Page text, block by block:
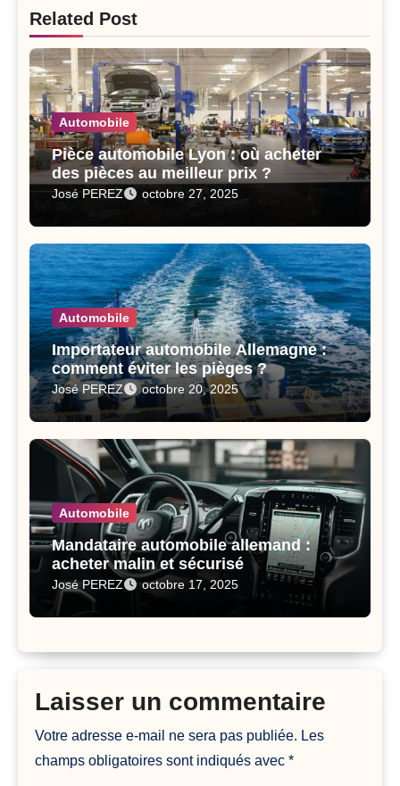
Related Post
Automobile
Pièce automobile Lyon : où acheter
des pièces au meilleur prix ?
José PEREZ octobre 27, 2025
Automobile
Importateur automobile Allemagne :
comment éviter les pièges ?
José PEREZ octobre 20, 2025
Automobile
Mandataire automobile allemand :
acheter malin et sécurisé
José PEREZ octobre 17, 2025
Laisser un commentaire
Votre adresse e-mail ne sera pas publiée. Les
champs obligatoires sont indiqués avec*